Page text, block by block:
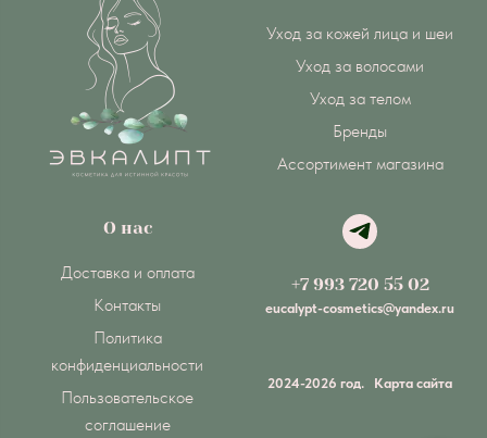
Уход за кожей лица и шеи
Уход за волосами
Уход за телом
Бренды
Ассортимент магазина
О нас
Доставка и оплата
Контакты
Политика
конфиденциальности
Пользовательское
соглашение
+7 993 720 55 02
eucalypt-cosmetics@yandex.ru
2024-2026 год. Карта сайта